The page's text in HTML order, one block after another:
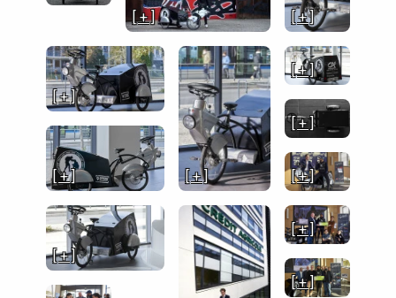
[ + ]
[ + ]
[ + ]
[ + ]
[ + ]
[ + ]
[ + ]
[ + ]
[ + ]
[ + ]
[ + ]